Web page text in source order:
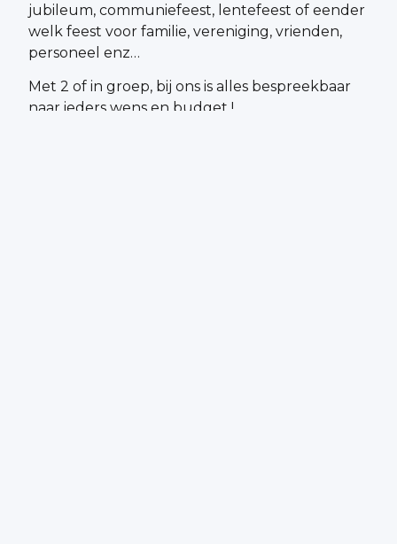
jubileum, communiefeest, lentefeest of eender
welk feest voor familie, vereniging, vrienden,
personeel enz…
Met 2 of in groep, bij ons is alles bespreekbaar
naar ieders wens en budget !